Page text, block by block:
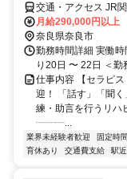
交通・アクセス JR
月給290,000円以上
奈良県奈良市
勤務時間詳細 実働
り20日 〜 22日 ＜
仕事内容 【セラピ
迎！ 「話す」「聞
練・助言を行うリハ
┈┈┈...
業界未経験者歓迎 固定時
育休あり
交通費支給 駅